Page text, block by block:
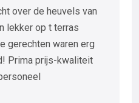
over de heuvels van
lekker op t terras
gerechten waren erg
Prima prijs-kwaliteit